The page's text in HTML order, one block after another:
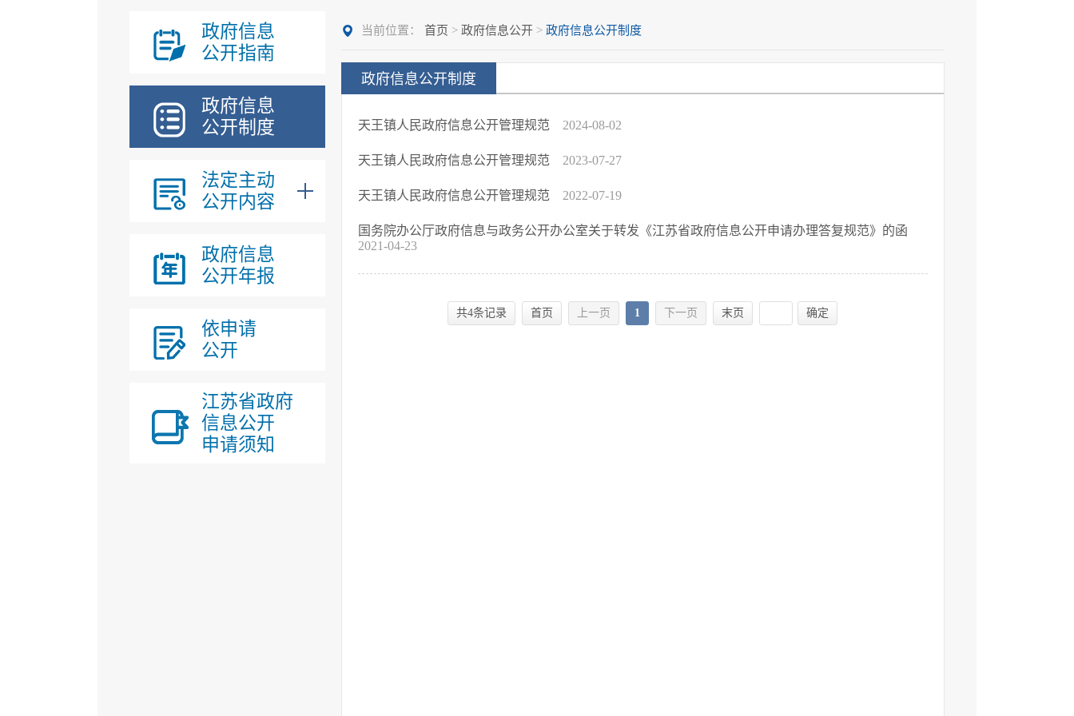
政府信息
公开指南
政府信息
公开制度
法定主动
公开内容
政府信息
公开年报
依申请
公开
江苏省政府
信息公开
申请须知
当前位置： 首页 > 政府信息公开> 政府信息公开制度
政府信息公开制度
天王镇人民政府信息公开管理规范 2024-08-02
天王镇人民政府信息公开管理规范 2023-07-27
天王镇人民政府信息公开管理规范 2022-07-19
国务院办公厅政府信息与政务公开办公室关于转发《江苏省政府信息公开申请办理答复规范》的函
2021-04-23
共4条记录 首页 上一页 1 下一页 末页 确定